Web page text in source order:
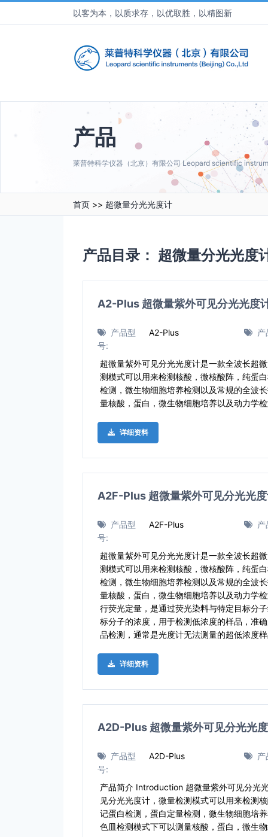
以客为本，以质求存，以优取胜，以精图新
产品
莱普特科学仪器（北京）有限公司 Leopard scientific
首页 >> 超微量分光光度计
产品目录： 超微量分光光度
A2-Plus 超微量紫外可见分光光度
产品型
号:
A2-Plus 产
超微量紫外可见分光光度计是一款全波长超
测模式可以用来检测核酸，微核酸阵，纯蛋
检测，微生物细胞培养检测以及常规的全波
量核酸，蛋白，微生物细胞培养以及动力学
详细资料
A2F-Plus 超微量紫外可见分光光
产品型
号:
A2F-Plus 产
超微量紫外可见分光光度计是一款全波长超
测模式可以用来检测核酸，微核酸阵，纯蛋
检测，微生物细胞培养检测以及常规的全波
量核酸，蛋白，微生物细胞培养以及动力学
行荧光定量，是通过荧光染料与特定目标分
标分子的浓度，用于检测低浓度的样品，准
品检测，通常是光度计无法测量的超低浓度
详细资料
A2D-Plus 超微量紫外可见分光光
产品型
号:
A2D-Plus 产
产品简介 Introduction 超微量紫外可见分光
见分光光度计，微量检测模式可以用来检测
记蛋白检测，蛋白定量检测，微生物细胞培
色皿检测模式下可以测量核酸，蛋白，微生